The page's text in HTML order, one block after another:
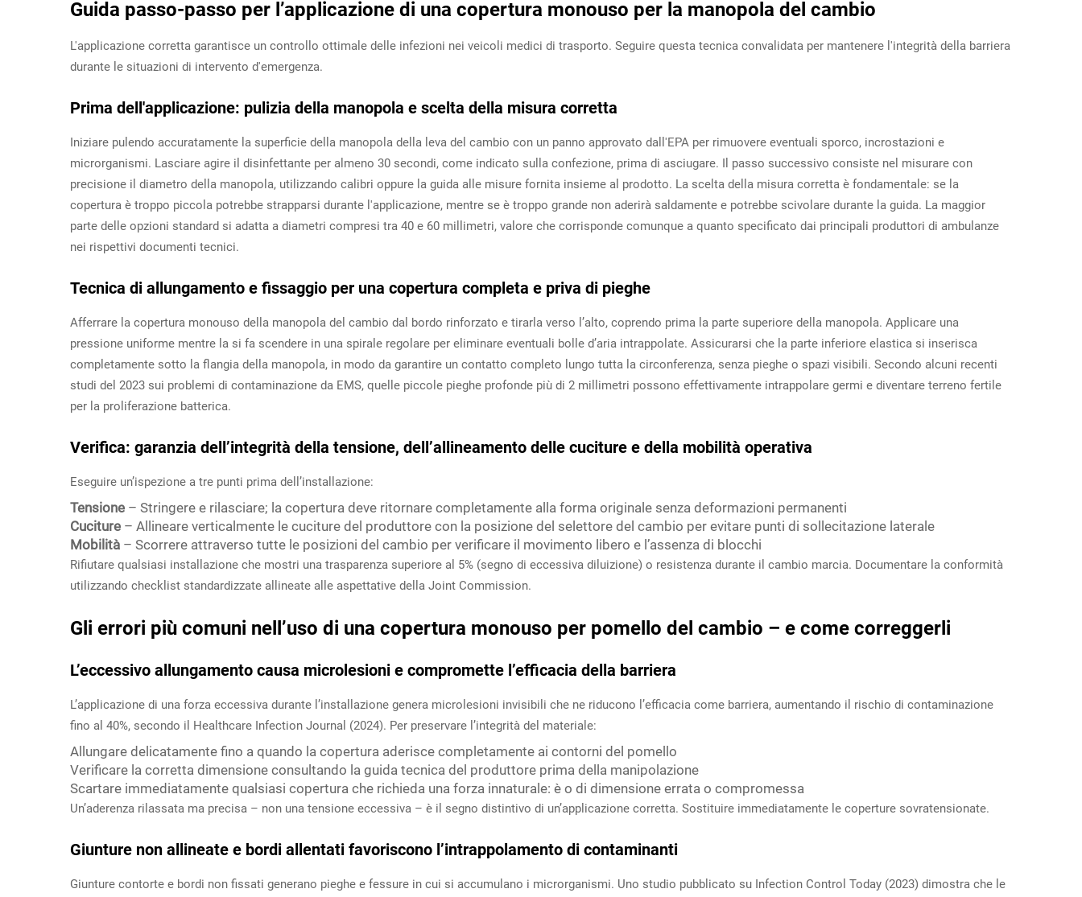
Guida passo-passo per l’applicazione di una copertura monouso per la manopola del cambio
L'applicazione corretta garantisce un controllo ottimale delle infezioni nei veicoli medici di trasporto. Seguire questa tecnica convalidata per mantenere l'integrità della barriera
durante le situazioni di intervento d'emergenza.
Prima dell'applicazione: pulizia della manopola e scelta della misura corretta
Iniziare pulendo accuratamente la superficie della manopola della leva del cambio con un panno approvato dall'EPA per rimuovere eventuali sporco, incrostazioni e
microrganismi. Lasciare agire il disinfettante per almeno 30 secondi, come indicato sulla confezione, prima di asciugare. Il passo successivo consiste nel misurare con
precisione il diametro della manopola, utilizzando calibri oppure la guida alle misure fornita insieme al prodotto. La scelta della misura corretta è fondamentale: se la
copertura è troppo piccola potrebbe strapparsi durante l'applicazione, mentre se è troppo grande non aderirà saldamente e potrebbe scivolare durante la guida. La maggior
parte delle opzioni standard si adatta a diametri compresi tra 40 e 60 millimetri, valore che corrisponde comunque a quanto specificato dai principali produttori di ambulanze
nei rispettivi documenti tecnici.
Tecnica di allungamento e fissaggio per una copertura completa e priva di pieghe
Afferrare la copertura monouso della manopola del cambio dal bordo rinforzato e tirarla verso l’alto, coprendo prima la parte superiore della manopola. Applicare una
pressione uniforme mentre la si fa scendere in una spirale regolare per eliminare eventuali bolle d’aria intrappolate. Assicurarsi che la parte inferiore elastica si inserisca
completamente sotto la flangia della manopola, in modo da garantire un contatto completo lungo tutta la circonferenza, senza pieghe o spazi visibili. Secondo alcuni recenti
studi del 2023 sui problemi di contaminazione da EMS, quelle piccole pieghe profonde più di 2 millimetri possono effettivamente intrappolare germi e diventare terreno fertile
per la proliferazione batterica.
Verifica: garanzia dell’integrità della tensione, dell’allineamento delle cuciture e della mobilità operativa
Eseguire un’ispezione a tre punti prima dell’installazione:
Tensione – Stringere e rilasciare; la copertura deve ritornare completamente alla forma originale senza deformazioni permanenti
Cuciture – Allineare verticalmente le cuciture del produttore con la posizione del selettore del cambio per evitare punti di sollecitazione laterale
Mobilità – Scorrere attraverso tutte le posizioni del cambio per verificare il movimento libero e l’assenza di blocchi
Rifiutare qualsiasi installazione che mostri una trasparenza superiore al 5% (segno di eccessiva diluizione) o resistenza durante il cambio marcia. Documentare la conformità
utilizzando checklist standardizzate allineate alle aspettative della Joint Commission.
Gli errori più comuni nell’uso di una copertura monouso per pomello del cambio – e come correggerli
L’eccessivo allungamento causa microlesioni e compromette l’efficacia della barriera
L’applicazione di una forza eccessiva durante l’installazione genera microlesioni invisibili che ne riducono l’efficacia come barriera, aumentando il rischio di contaminazione
fino al 40%, secondo il Healthcare Infection Journal (2024). Per preservare l’integrità del materiale:
Allungare delicatamente fino a quando la copertura aderisce completamente ai contorni del pomello
Verificare la corretta dimensione consultando la guida tecnica del produttore prima della manipolazione
Scartare immediatamente qualsiasi copertura che richieda una forza innaturale: è o di dimensione errata o compromessa
Un’aderenza rilassata ma precisa – non una tensione eccessiva – è il segno distintivo di un’applicazione corretta. Sostituire immediatamente le coperture sovratensionate.
Giunture non allineate e bordi allentati favoriscono l’intrappolamento di contaminanti
Giunture contorte e bordi non fissati generano pieghe e fessure in cui si accumulano i microrganismi. Uno studio pubblicato su Infection Control Today (2023) dimostra che le